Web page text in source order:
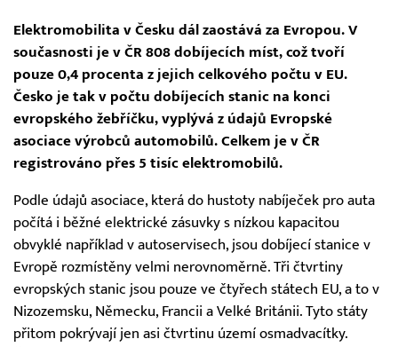
Elektromobilita v Česku dál zaostává za Evropou. V
současnosti je v ČR 808 dobíjecích míst, což tvoří
pouze 0,4 procenta z jejich celkového počtu v EU.
Česko je tak v počtu dobíjecích stanic na konci
evropského žebříčku, vyplývá z údajů Evropské
asociace výrobců automobilů. Celkem je v ČR
registrováno přes 5 tisíc elektromobilů.
Podle údajů asociace, která do hustoty nabíječek pro auta
počítá i běžné elektrické zásuvky s nízkou kapacitou
obvyklé například v autoservisech, jsou dobíjecí stanice v
Evropě rozmístěny velmi nerovnoměrně. Tři čtvrtiny
evropských stanic jsou pouze ve čtyřech státech EU, a to v
Nizozemsku, Německu, Francii a Velké Británii. Tyto státy
přitom pokrývají jen asi čtvrtinu území osmadvacítky.